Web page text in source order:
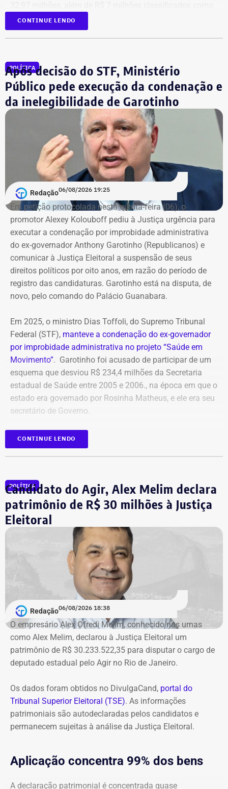
“valores de diversos créditos”. Também aparecem na
relação imóveis, incluindo uma cobertura declarada por
sobre marca, modelo ou valor de mercado dos relógios.
CONTINUE LENDO
POLÍTICA
Após decisão do STF, Ministério
Público pede execução da condenação e
da inelegibilidade de Garotinho
Redação06/08/2026 19:25
Em petição protocolada nesta quinta-feira (06), o
promotor Alexey Kolouboff pediu à Justiça urgência para
executar a condenação por improbidade administrativa
do ex-governador Anthony Garotinho (Republicanos) e
comunicar à Justiça Eleitoral a suspensão de seus
direitos políticos por oito anos, em razão do período de
registro das candidaturas. Garotinho está na disputa, de
novo, pelo comando do Palácio Guanabara.
Em 2025, o ministro Dias Toffoli, do Supremo Tribunal
Federal (STF), manteve a condenação do ex-governador
por improbidade administrativa no projeto “Saúde em
Movimento”. Garotinho foi acusado de participar de um
esquema que desviou R$ 234,4 milhões da Secretaria
estadual de Saúde entre 2005 e 2006., na época em que o
estado era governado por Rosinha Matheus, e ele era seu
secretário de Governo.
Com isso, a sentença tornou-se definitiva.
imediata execução da sentença. Além da comunicação à
Justiça Eleitoral, o órgão pede a inclusão do nome de
Garotinho no Cadastro Nacional de Condenados por Ato
de Improbidade Administrativa.
Garotinho também foi multado
O órgão também requer que o ex-governador seja
intimado a quitar os valores da condenação. Segundo os
cálculos atualizados apresentados à Justiça, o
ressarcimento ao erário, originalmente fixado em R$
234,4 milhões, chega hoje a R$ 2,55 bilhões. O MP ainda
cobra R$ 778,9 mil de multa civil e R$ 11,9 milhões por
danos morais coletivos.
Globo”
CONTINUE LENDO
POLÍTICA
Candidato do Agir, Alex Melim declara
patrimônio de R$ 30 milhões à Justiça
Eleitoral
Redação06/08/2026 18:38
O empresário Alex Ofredi Melim, conhecido nas urnas
como Alex Melim, declarou à Justiça Eleitoral um
patrimônio de R$ 30.233.522,35 para disputar o cargo de
deputado estadual pelo Agir no Rio de Janeiro.
Os dados foram obtidos no DivulgaCand, portal do
Tribunal Superior Eleitoral (TSE). As informações
patrimoniais são autodeclaradas pelos candidatos e
permanecem sujeitas à análise da Justiça Eleitoral.
Aplicação concentra 99% dos bens
A declaração patrimonial é concentrada quase